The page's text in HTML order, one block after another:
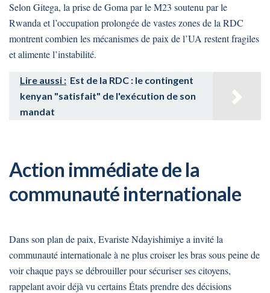
Selon Gitega, la prise de Goma par le M23 soutenu par le
Rwanda et l’occupation prolongée de vastes zones de la RDC
montrent combien les mécanismes de paix de l’UA restent fragiles
et alimente l’instabilité.
Lire aussi : Est de la RDC : le contingent
kenyan "satisfait" de l'exécution de son
mandat
Action immédiate de la
communauté internationale
Dans son plan de paix, Evariste Ndayishimiye a invité la
communauté internationale à ne plus croiser les bras sous peine de
voir chaque pays se débrouiller pour sécuriser ses citoyens,
rappelant avoir déjà vu certains États prendre des décisions